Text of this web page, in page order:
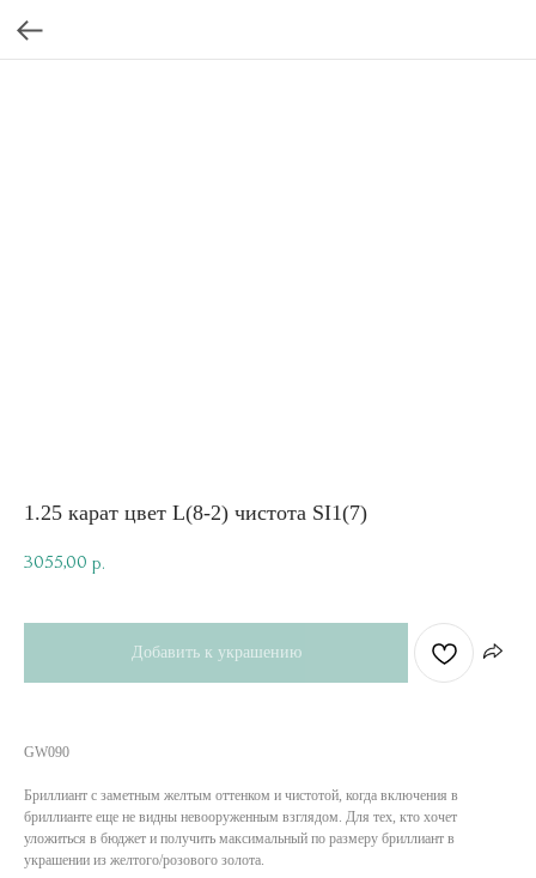
1.25 карат цвет L(8-2) чистота SI1(7)
3055,00 р.
Добавить к украшению
GW090
Бриллиант с заметным желтым оттенком и чистотой, когда включения в
бриллианте еще не видны невооруженным взглядом. Для тех, кто хочет
уложиться в бюджет и получить максимальный по размеру бриллиант в
украшении из желтого/розового золота.